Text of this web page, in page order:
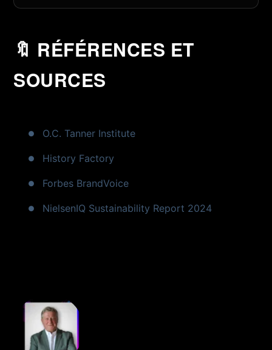
🔖 RÉFÉRENCES ET
SOURCES
O.C. Tanner Institute
History Factory
Forbes BrandVoice
NielsenIQ Sustainability Report 2024